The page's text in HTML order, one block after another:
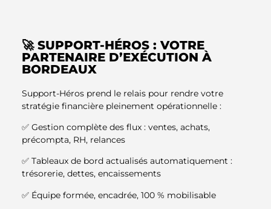
🚀 SUPPORT-HÉROS : VOTRE
PARTENAIRE D’EXÉCUTION À
BORDEAUX
Support-Héros prend le relais pour rendre votre
stratégie financière pleinement opérationnelle :
✅ Gestion complète des flux : ventes, achats,
précompta, RH, relances
✅ Tableaux de bord actualisés automatiquement :
trésorerie, dettes, encaissements
✅ Équipe formée, encadrée, 100 % mobilisable